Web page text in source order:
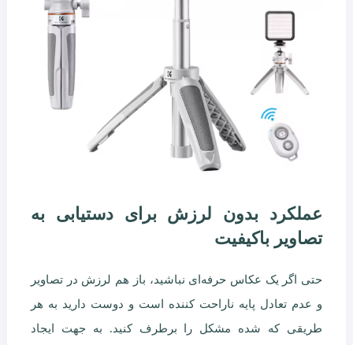
عملکرد بدون لرزش برای دستیابی به
تصاویر باکیفیت
حتی اگر یک عکاس حرفه‌ای نباشید، باز هم لرزش در تصاویر
و عدم تعادل پایه ناراحت کننده است و دوست دارید به هر
طریقی که شده مشکل را برطرف کنید. به جهت ایجاد